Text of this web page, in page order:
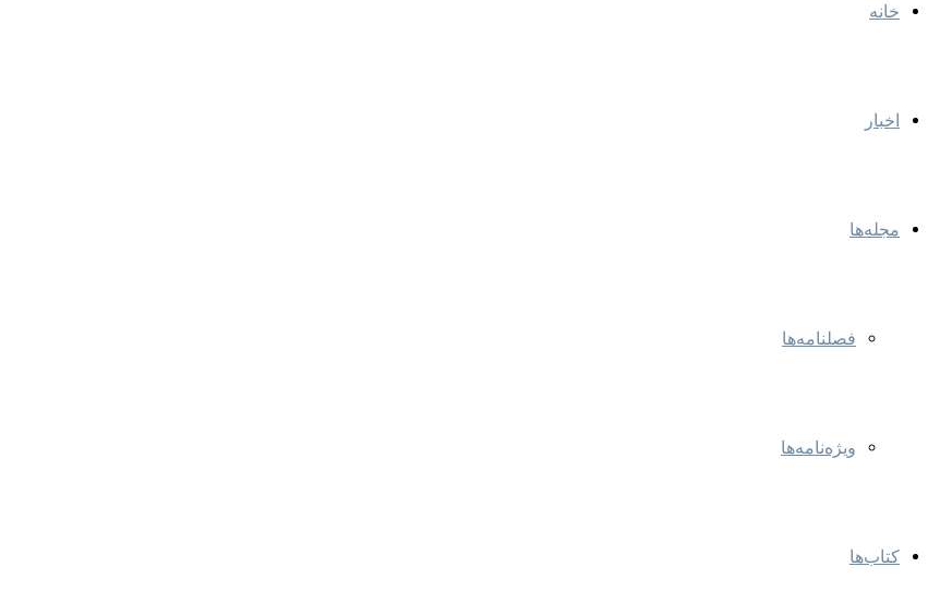
خانه
اخبار
مجله‌ها
فصلنامه‌ها
ویژه‌نامه‌ها
کتاب‌ها